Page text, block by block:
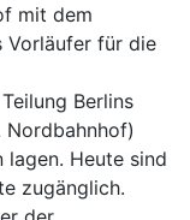
mit dem
Vorläufer für die
Berlins
Nordbahnhof)
lagen. Heute sind
zugänglich.